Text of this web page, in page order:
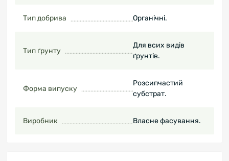
Тип добрива Органічні.
Тип ґрунту
Для всих видів
ґрунтів.
Форма випуску
Розсипчастий
субстрат.
Виробник Власне фасування.